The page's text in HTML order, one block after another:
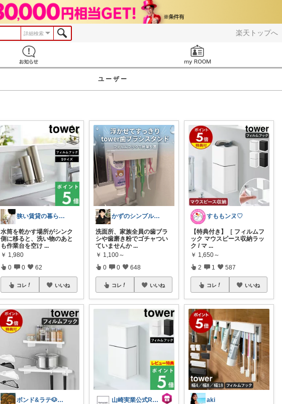
楽天トップへ
詳細検索
ユーザー
狭い賃貸の暮らし｜キッチンを整える主婦
水筒を乾かす場所がシンク
側に移ると、洗い物のあと
も作業台を空け ...
￥ 1,980
0 0 62
コレ いいね
ボンド&ラテ🐶経由購入感謝です🙇
かずのシンプル生活｜一生モノに出会う場所
​洗面所、家族全員の歯ブラ
シや歯磨き粉でゴチャつい
ていませんか ...
￥ 1,100～
0 0 648
コレ いいね
山崎実業公式ROOM
すももンヌ♡
【特典付き】［ フィルムフ
ック マウスピース収納ラッ
ク / マ ...
￥ 1,650～
2 1 587
コレ いいね
aki